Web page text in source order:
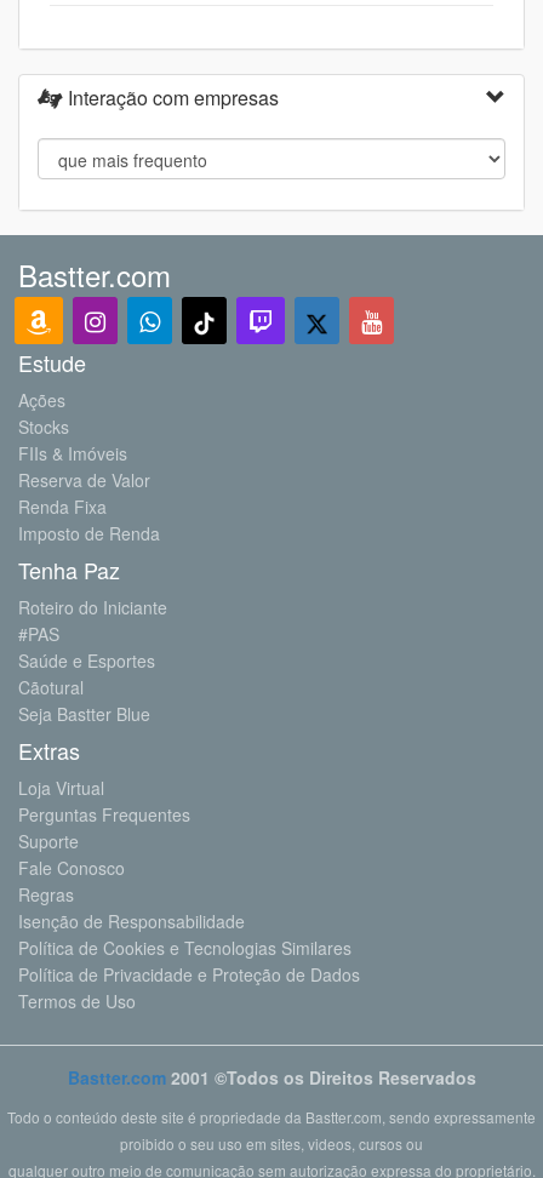
Interação com empresas
Bastter.com
Estude
Ações
Stocks
FIIs & Imóveis
Reserva de Valor
Renda Fixa
Imposto de Renda
Tenha Paz
Roteiro do Iniciante
#PAS
Saúde e Esportes
Cãotural
Seja Bastter Blue
Extras
Loja Virtual
Perguntas Frequentes
Suporte
Fale Conosco
Regras
Isenção de Responsabilidade
Política de Cookies e Tecnologias Similares
Política de Privacidade e Proteção de Dados
Termos de Uso
Bastter.com2001 ©Todos os Direitos Reservados
Todo o conteúdo deste site é propriedade da Bastter.com, sendo expressamente
proibido o seu uso em sites, videos, cursos ou
qualquer outro meio de comunicação sem autorização expressa do proprietário.